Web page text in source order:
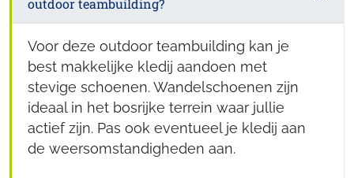
outdoor teambuilding?
Voor deze outdoor teambuilding kan je
best makkelijke kledij aandoen met
stevige schoenen. Wandelschoenen zijn
ideaal in het bosrijke terrein waar jullie
actief zijn. Pas ook eventueel je kledij aan
de weersomstandigheden aan.